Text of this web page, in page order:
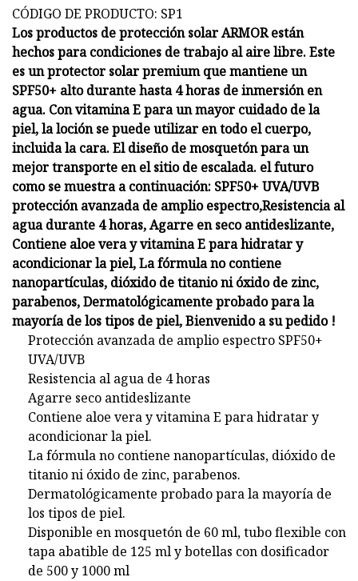
CÓDIGO DE PRODUCTO: SP1
Los productos de protección solar ARMOR están
hechos para condiciones de trabajo al aire libre. Este
es un protector solar premium que mantiene un
SPF50+ alto durante hasta 4 horas de inmersión en
agua. Con vitamina E para un mayor cuidado de la
piel, la loción se puede utilizar en todo el cuerpo,
incluida la cara. El diseño de mosquetón para un
mejor transporte en el sitio de escalada. el futuro
como se muestra a continuación: SPF50+ UVA/UVB
protección avanzada de amplio espectro,Resistencia al
agua durante 4 horas, Agarre en seco antideslizante,
Contiene aloe vera y vitamina E para hidratar y
acondicionar la piel, La fórmula no contiene
nanopartículas, dióxido de titanio ni óxido de zinc,
parabenos, Dermatológicamente probado para la
mayoría de los tipos de piel, Bienvenido a su pedido !
Protección avanzada de amplio espectro SPF50+
UVA/UVB
Resistencia al agua de 4 horas
Agarre seco antideslizante
Contiene aloe vera y vitamina E para hidratar y
acondicionar la piel.
La fórmula no contiene nanopartículas, dióxido de
titanio ni óxido de zinc, parabenos.
Dermatológicamente probado para la mayoría de
los tipos de piel.
Disponible en mosquetón de 60 ml, tubo flexible con
tapa abatible de 125 ml y botellas con dosificador
de 500 y 1000 ml